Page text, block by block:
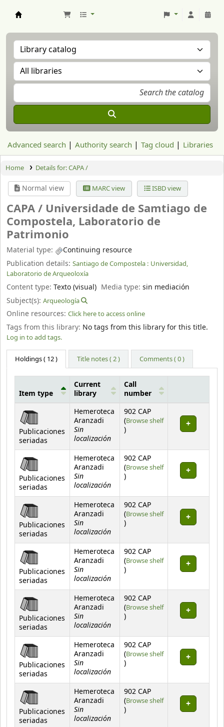
Advanced search Authority search Tag cloud Libraries
Home Details for:CAPA /
Normal view MARC view ISBD view
CAPA / Universidade de Samtiago de
Compostela, Laboratorio de
Patrimonio
Material type:
Continuing resource
Publication details: Santiago de Compostela : Universidad,
Laboratorio de Arqueoloxía
Content type: Texto (visual) Media type:sin mediación
Subject(s): Arqueología
Online resources: Click here to access online
Tags from this library: No tags from this library for this title.
Log in to add tags.
Holdings( 12 ) Title notes ( 2 ) Comments ( 0 )
Holdings
Item type
Current
library
Call
number
Publicaciones
seriadas
Hemeroteca
Aranzadi
Sin
localización
902 CAP
(Browse shelf
(Opens below)
)
Publicaciones
seriadas
Hemeroteca
Aranzadi
Sin
localización
902 CAP
(Browse shelf
(Opens below)
)
Publicaciones
seriadas
Hemeroteca
Aranzadi
Sin
localización
902 CAP
(Browse shelf
(Opens below)
)
Publicaciones
seriadas
Hemeroteca
Aranzadi
Sin
localización
902 CAP
(Browse shelf
(Opens below)
)
Publicaciones
seriadas
Hemeroteca
Aranzadi
Sin
localización
902 CAP
(Browse shelf
(Opens below)
)
Publicaciones
seriadas
Hemeroteca
Aranzadi
Sin
localización
902 CAP
(Browse shelf
(Opens below)
)
Publicaciones
seriadas
Hemeroteca
Aranzadi
Sin
localización
902 CAP
(Browse shelf
(Opens below)
)